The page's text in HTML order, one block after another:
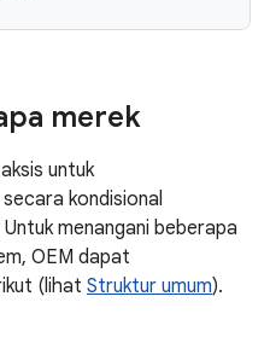
merek
untuk
kondisional
menangani beberapa
OEM dapat
(lihat Struktur umum).